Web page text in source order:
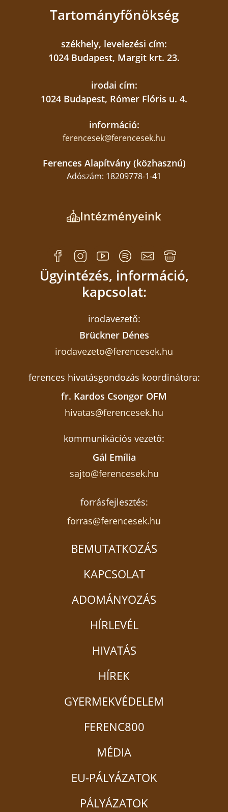
Tartományfőnökség
székhely, levelezési cím:
1024 Budapest, Margit krt. 23.
irodai cím:
1024 Budapest, Rómer Flóris u. 4.
információ:
ferencesek@ferencesek.hu
Ferences Alapítvány (közhasznú)
Adószám: 18209778-1-41
Intézményeink
Ügyintézés, információ,
kapcsolat:
irodavezető:
Brückner Dénes
irodavezeto@ferencesek.hu
ferences hivatásgondozás koordinátora:
fr. Kardos Csongor OFM
hivatas@ferencesek.hu
kommunikációs vezető:
Gál Emília
sajto@ferencesek.hu
forrásfejlesztés:
forras@ferencesek.hu
BEMUTATKOZÁS
KAPCSOLAT
ADOMÁNYOZÁS
HÍRLEVÉL
HIVATÁS
HÍREK
GYERMEKVÉDELEM
FERENC800
MÉDIA
EU-PÁLYÁZATOK
PÁLYÁZATOK